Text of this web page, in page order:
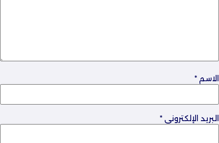
الاسم *
البريد الإلكتروني *